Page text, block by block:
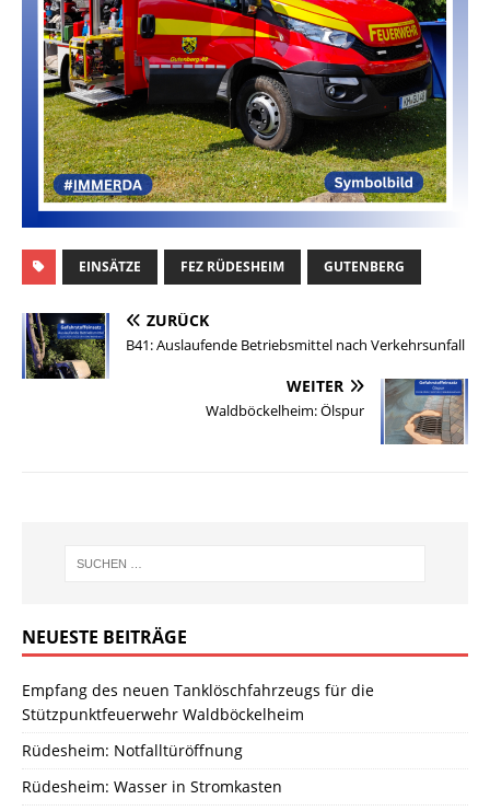
EINSÄTZE FEZ RÜDESHEIM GUTENBERG
ZURÜCK
B41: Auslaufende Betriebsmittel nach Verkehrsunfall
WEITER
Waldböckelheim: Ölspur
NEUESTE BEITRÄGE
Empfang des neuen Tanklöschfahrzeugs für die
Stützpunktfeuerwehr Waldböckelheim
Rüdesheim: Notfalltüröffnung
Rüdesheim: Wasser in Stromkasten